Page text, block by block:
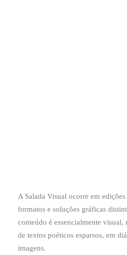
A Salada Visual ocorre em
formatos e soluções gráficas
conteúdo é essencialmente visual,
de textos poéticos esparsos, em
imagens.